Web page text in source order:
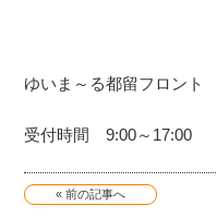
ゆいま～る都留フロント
受付時間 9:00～17:00
« 前の記事へ